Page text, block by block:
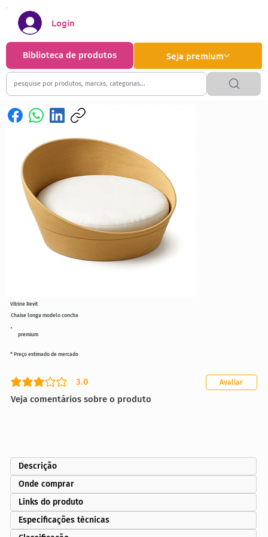
Seja premium
Biblioteca de produtos
Login
premium
Chaise longa modelo concha
3.0
classificação média é 3 de 5
Veja comentários sobre o produto
Avaliar
* Preço estimado de mercado
Vitrine Revit
Descrição
Onde comprar
Links do produto
Especificações técnicas